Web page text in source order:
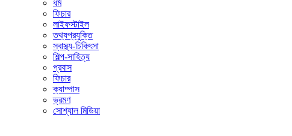
ধর্ম
ফিচার
লাইফস্টাইল
তথ্যপ্রযুক্তি
স্বাস্থ্য-চিকিৎসা
শিল্প-সাহিত্য
প্রবাস
ফিচার
ক্যাম্পাস
ভ্রমণ
সোশ্যাল মিডিয়া